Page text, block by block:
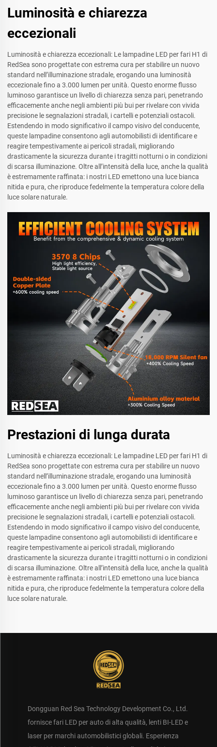
Luminosità e chiarezza
eccezionali
Luminosità e chiarezza eccezionali: Le lampadine LED per fari H1 di
RedSea sono progettate con estrema cura per stabilire un nuovo
standard nell’illuminazione stradale, erogando una luminosità
eccezionale fino a 3.000 lumen per unità. Questo enorme flusso
luminoso garantisce un livello di chiarezza senza pari, penetrando
efficacemente anche negli ambienti più bui per rivelare con vivida
precisione le segnalazioni stradali, i cartelli e potenziali ostacoli.
Estendendo in modo significativo il campo visivo del conducente,
queste lampadine consentono agli automobilisti di identificare e
reagire tempestivamente ai pericoli stradali, migliorando
drasticamente la sicurezza durante i tragitti notturni o in condizioni
di scarsa illuminazione. Oltre all’intensità della luce, anche la qualità
è estremamente raffinata: i nostri LED emettono una luce bianca
nitida e pura, che riproduce fedelmente la temperatura colore della
luce solare naturale.
Prestazioni di lunga durata
Luminosità e chiarezza eccezionali: Le lampadine LED per fari H1 di
RedSea sono progettate con estrema cura per stabilire un nuovo
standard nell’illuminazione stradale, erogando una luminosità
eccezionale fino a 3.000 lumen per unità. Questo enorme flusso
luminoso garantisce un livello di chiarezza senza pari, penetrando
efficacemente anche negli ambienti più bui per rivelare con vivida
precisione le segnalazioni stradali, i cartelli e potenziali ostacoli.
Estendendo in modo significativo il campo visivo del conducente,
queste lampadine consentono agli automobilisti di identificare e
reagire tempestivamente ai pericoli stradali, migliorando
drasticamente la sicurezza durante i tragitti notturni o in condizioni
di scarsa illuminazione. Oltre all’intensità della luce, anche la qualità
è estremamente raffinata: i nostri LED emettono una luce bianca
nitida e pura, che riproduce fedelmente la temperatura colore della
luce solare naturale.
Dongguan Red Sea Technology Development Co., Ltd.
fornisce fari LED per auto di alta qualità, lenti BI-LED e
laser per marchi automobilistici globali. Esperienza